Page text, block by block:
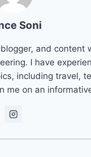
Soni
and content
I have
including travel,
me on an